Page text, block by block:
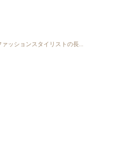
ッションスタイリストの長...